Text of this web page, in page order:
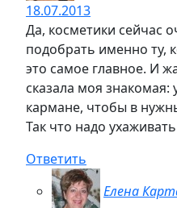
18.07.2013
Да, косметики сейчас
подобрать именно ту,
это самое главное. И
сказала моя знакомая:
кармане, чтобы в
Так что надо
Ответить
Елена